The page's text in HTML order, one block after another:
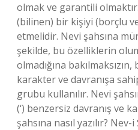
olmak ve garantili
(bilinen) bir kişiyi (borçlu
etmelidir. Nevi şahsına
şekilde, bu özelliklerin
olmadığına
karakter ve davranışa
grubu kullanılır. Nevi
(‘) benzersiz davranış ve
şahsına nasıl yazılır?